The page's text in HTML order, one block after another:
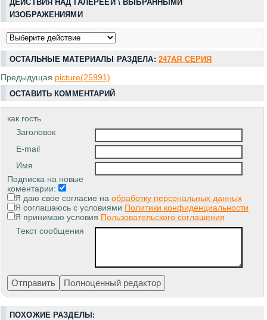
ДЕЙСТВИЯ НАД ГАЛЕРЕЕЙ \ ВЫБРАННЫМИ
ИЗОБРАЖЕНИЯМИ
ОСТАЛЬНЫЕ МАТЕРИАЛЫ РАЗДЕЛА: 247АЯ СЕРИЯ
Предыдущая picture(25991)
ОСТАВИТЬ КОММЕНТАРИЙ
как гость
Заголовок
E-mail
Имя
Подписка на новые
коментарии:
Я даю свое согласие на обработку персональных данных
Я соглашаюсь с условиями Политики конфиденциальности
Я принимаю условия Пользовательского соглашения
Текст сообщения
ПОХОЖИЕ РАЗДЕЛЫ: